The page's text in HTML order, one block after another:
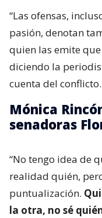
“Las ofensas,
pasión, denotan
quien las emite
diciendo la
cuenta del conflicto.
Mónica
senadoras
“No tengo idea de
realidad quién,
puntualización.
la otra, no sé